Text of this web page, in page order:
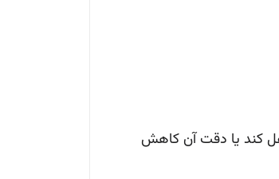
کند یا دقت آن کاهش